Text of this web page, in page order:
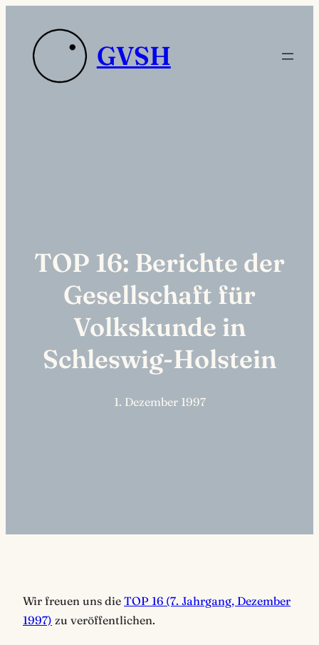
springen
GVSHsdas
TOP 16: Berichte der
Gesellschaft für
Volkskunde in
Schleswig-Holstein
1. Dezember 1997
Wir freuen uns die TOP 16 (7. Jahrgang, Dezember
1997) zu veröffentlichen.